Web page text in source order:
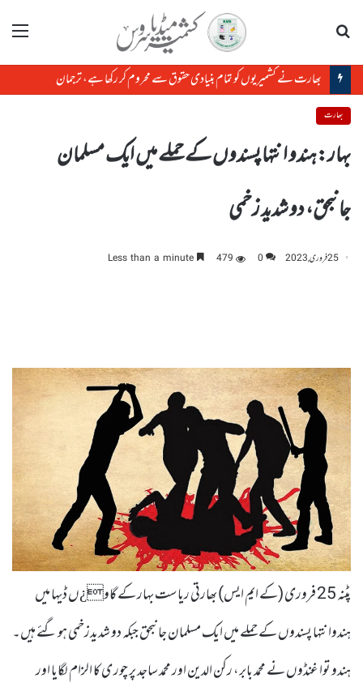
مینو
بھارت نے کشمیریوں کو تمام بنیادی حقوق سے محروم کر رکھا ہے، ترجمان
بھارت
بہار:ہندو انتہا پسندوں کے حملے میں ایک مسلمان
جانبحق، دو شدید زخمی
25 فروری, 2023 0
479
پٹنہ 25 فروری (کے ایم ایس) بھارتی ریاست بہار کے گاو¿ں ڈیہا میں
ہندوانتہا پسندوں کے حملے میں ایک مسلمان جانبحق جبکہ دو شدیدزخمی ہو گئے ہیں۔
ہندو توا غنڈوں نے محمد بابر، رکن الدین اور محمد ساجد پر چور ی کا الزام لگایا اور